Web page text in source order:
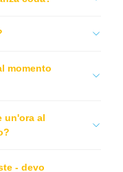
momento
un'ora al
- devo